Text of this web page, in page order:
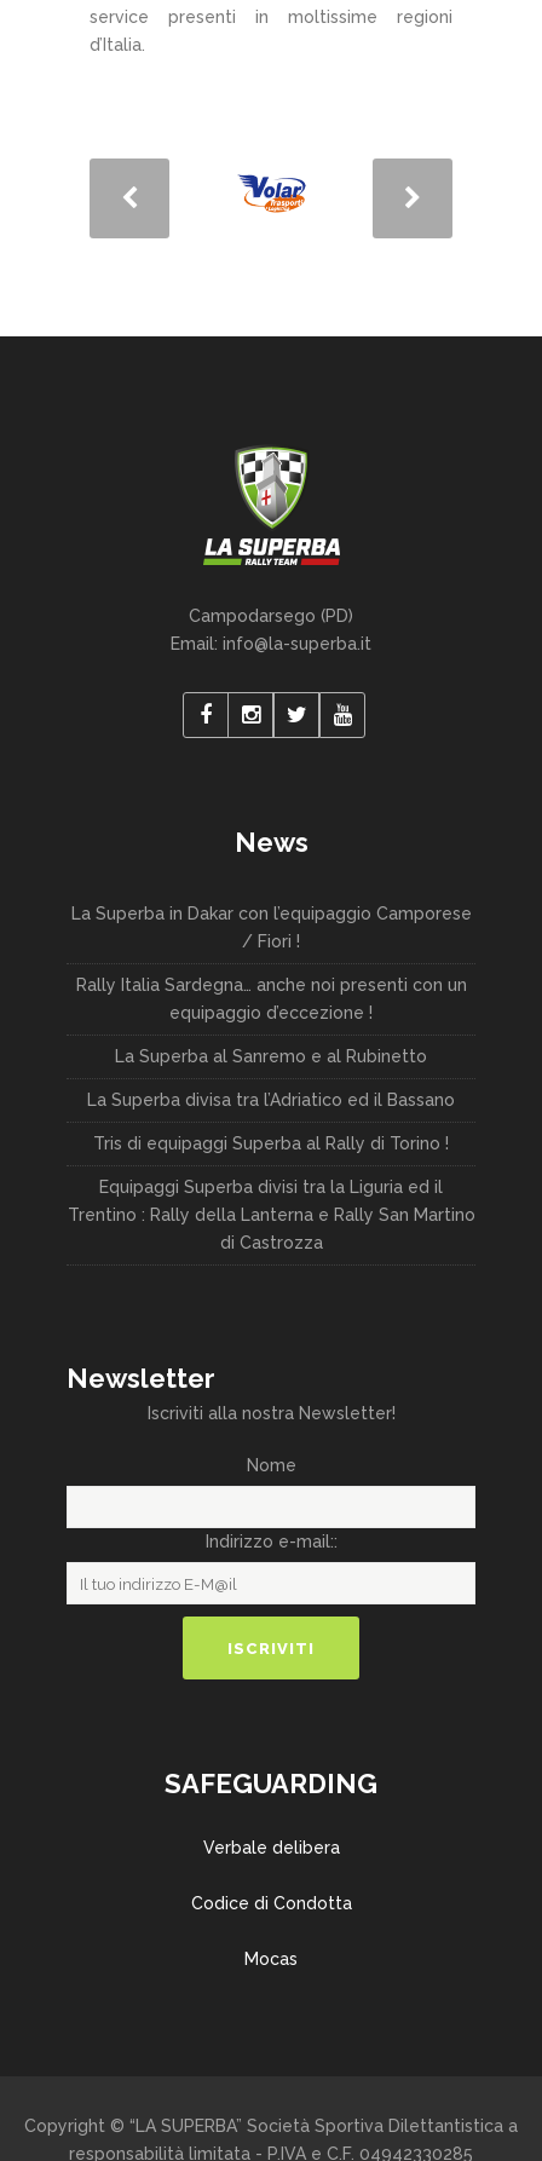
service presenti in moltissime regioni
d’Italia.
Campodarsego (PD)
Email: info@la-superba.it
News
La Superba in Dakar con l’equipaggio Camporese
/ Fiori !
Rally Italia Sardegna… anche noi presenti con un
equipaggio d’eccezione !
La Superba al Sanremo e al Rubinetto
La Superba divisa tra l’Adriatico ed il Bassano
Tris di equipaggi Superba al Rally di Torino !
Equipaggi Superba divisi tra la Liguria ed il
Trentino : Rally della Lanterna e Rally San Martino
di Castrozza
Newsletter
Iscriviti alla nostra Newsletter!
Nome
Indirizzo e-mail::
SAFEGUARDING
Verbale delibera
Codice di Condotta
Mocas
Copyright © “LA SUPERBA” Società Sportiva Dilettantistica a
responsabilità limitata - P.IVA e C.F. 04942330285